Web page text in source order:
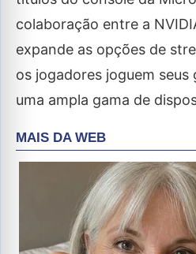
colaboração entre a
expande as opções de
os jogadores joguem
uma ampla gama de